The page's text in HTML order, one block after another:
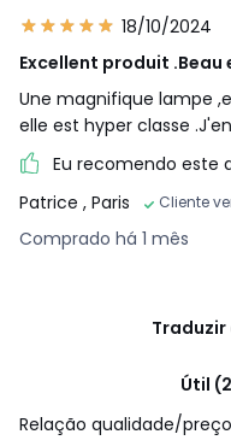
18/10/2024
Excellent produit .Beau
Une magnifique lampe
elle est hyper classe
Eu recomendo este
Patrice , Paris Cliente
Comprado há 1 mês
Traduzir
Útil
Relação qualidade/preço